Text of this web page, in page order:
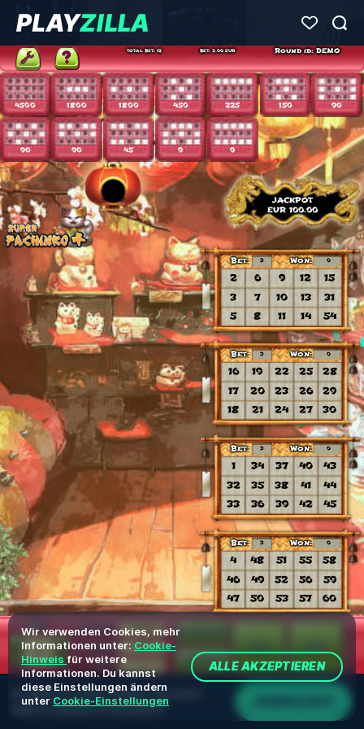
Du spielst im Demo-Modus. Das echte
Spiel ist deutlich interessanter
Wir verwenden Cookies, mehr
Informationen unter: Cookie-
Hinweis für weitere
Informationen. Du kannst
diese Einstellungen ändern
unter Cookie-Einstellungen
ALLE AKZEPTIEREN